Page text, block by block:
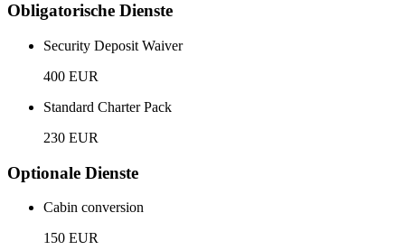
Obligatorische Dienste
Security Deposit Waiver
400 EUR
Standard Charter Pack
230 EUR
Optionale Dienste
Cabin conversion
150 EUR